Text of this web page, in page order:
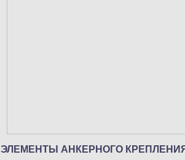
ЭЛЕМЕНТЫ АНКЕРНОГО